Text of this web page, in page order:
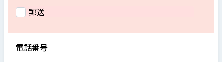
郵送
電話番号